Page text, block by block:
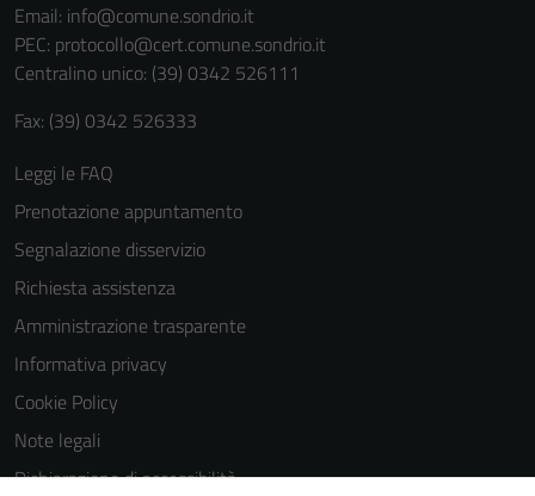
Email: info@comune.sondrio.it
PEC: protocollo@cert.comune.sondrio.it
Centralino unico: (39) 0342 526111
Fax: (39) 0342 526333
Leggi le FAQ
Prenotazione appuntamento
Segnalazione disservizio
Richiesta assistenza
Amministrazione trasparente
Informativa privacy
Cookie Policy
Note legali
Dichiarazione di accessibilità
Questi cookie